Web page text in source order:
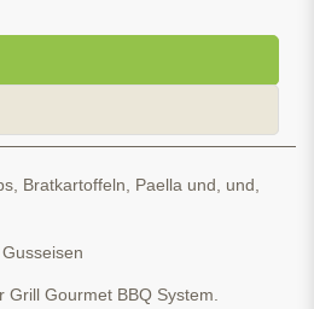
Bratkartoffeln, Paella und, und,
Grill Gourmet BBQ System.